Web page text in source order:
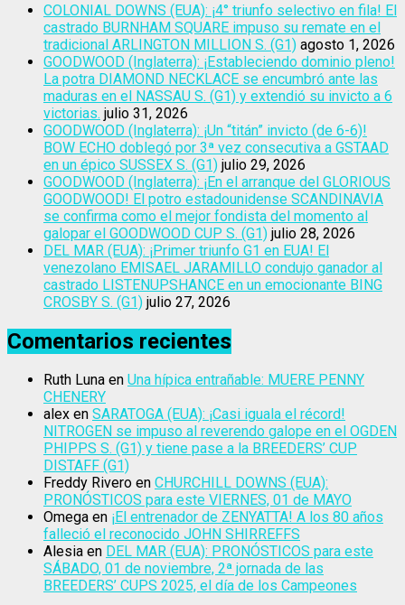
COLONIAL DOWNS (EUA): ¡4° triunfo selectivo en fila! El
castrado BURNHAM SQUARE impuso su remate en el
tradicional ARLINGTON MILLION S. (G1) agosto 1, 2026
GOODWOOD (Inglaterra): ¡Estableciendo dominio pleno!
La potra DIAMOND NECKLACE se encumbró ante las
maduras en el NASSAU S. (G1) y extendió su invicto a 6
victorias. julio 31, 2026
GOODWOOD (Inglaterra): ¡Un “titán” invicto (de 6-6)!
BOW ECHO doblegó por 3ª vez consecutiva a GSTAAD
en un épico SUSSEX S. (G1) julio 29, 2026
GOODWOOD (Inglaterra): ¡En el arranque del GLORIOUS
GOODWOOD! El potro estadounidense SCANDINAVIA
se confirma como el mejor fondista del momento al
galopar el GOODWOOD CUP S. (G1) julio 28, 2026
DEL MAR (EUA): ¡Primer triunfo G1 en EUA! El
venezolano EMISAEL JARAMILLO condujo ganador al
castrado LISTENUPSHANCE en un emocionante BING
CROSBY S. (G1) julio 27, 2026
Comentarios recientes
Ruth Luna en Una hípica entrañable: MUERE PENNY
CHENERY
alex en SARATOGA (EUA): ¡Casi iguala el récord!
NITROGEN se impuso al reverendo galope en el OGDEN
PHIPPS S. (G1) y tiene pase a la BREEDERS’ CUP
DISTAFF (G1)
Freddy Rivero en CHURCHILL DOWNS (EUA):
PRONÓSTICOS para este VIERNES, 01 de MAYO
Omega en ¡El entrenador de ZENYATTA! A los 80 años
falleció el reconocido JOHN SHIRREFFS
Alesia en DEL MAR (EUA): PRONÓSTICOS para este
SÁBADO, 01 de noviembre, 2ª jornada de las
BREEDERS’ CUPS 2025, el día de los Campeones